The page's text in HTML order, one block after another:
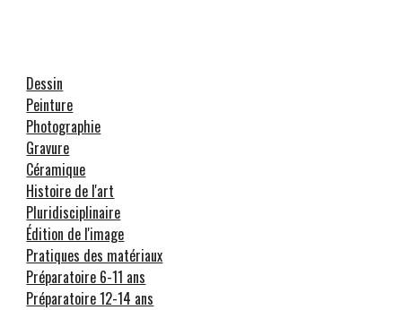
Dessin
Peinture
Photographie
Gravure
Céramique
Histoire de l'art
Pluridisciplinaire
Édition de l'image
Pratiques des matériaux
Préparatoire 6-11 ans
Préparatoire 12-14 ans